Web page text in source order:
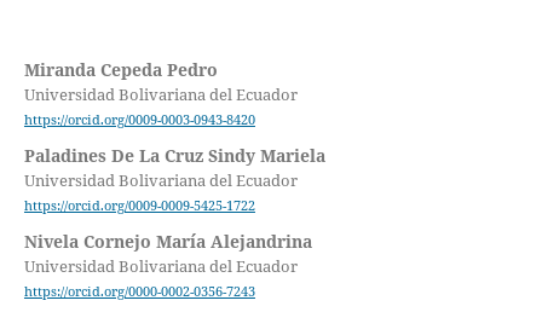
Miranda Cepeda Pedro
Universidad Bolivariana del Ecuador
https://orcid.org/0009-0003-0943-8420
Paladines De La Cruz Sindy Mariela
Universidad Bolivariana del Ecuador
https://orcid.org/0009-0009-5425-1722
Nivela Cornejo María Alejandrina
Universidad Bolivariana del Ecuador
https://orcid.org/0000-0002-0356-7243